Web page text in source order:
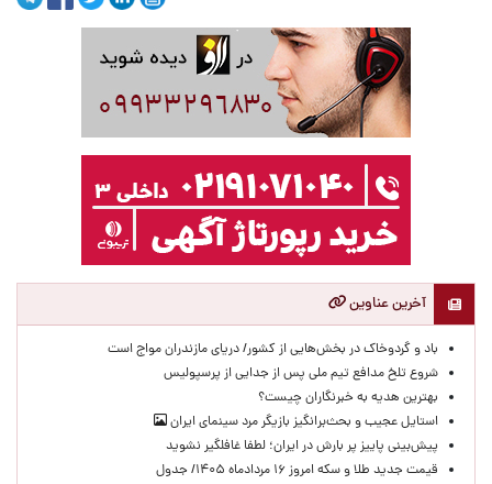
آخرین عناوین
باد و گردوخاک در بخش‌هایی از کشور/ دریای مازندران مواج است
شروع تلخ مدافع تیم ملی پس از جدایی از پرسپولیس
بهترین هدیه به خبرنگاران چیست؟
استایل عجیب و بحث‌برانگیز بازیگر مرد سینمای ایران
پیش‌بینی پاییز پر بارش در ایران؛ لطفا غافلگیر نشوید
قیمت جدید طلا و سکه امروز ۱۶ مردادماه ۱۴۰۵/ جدول